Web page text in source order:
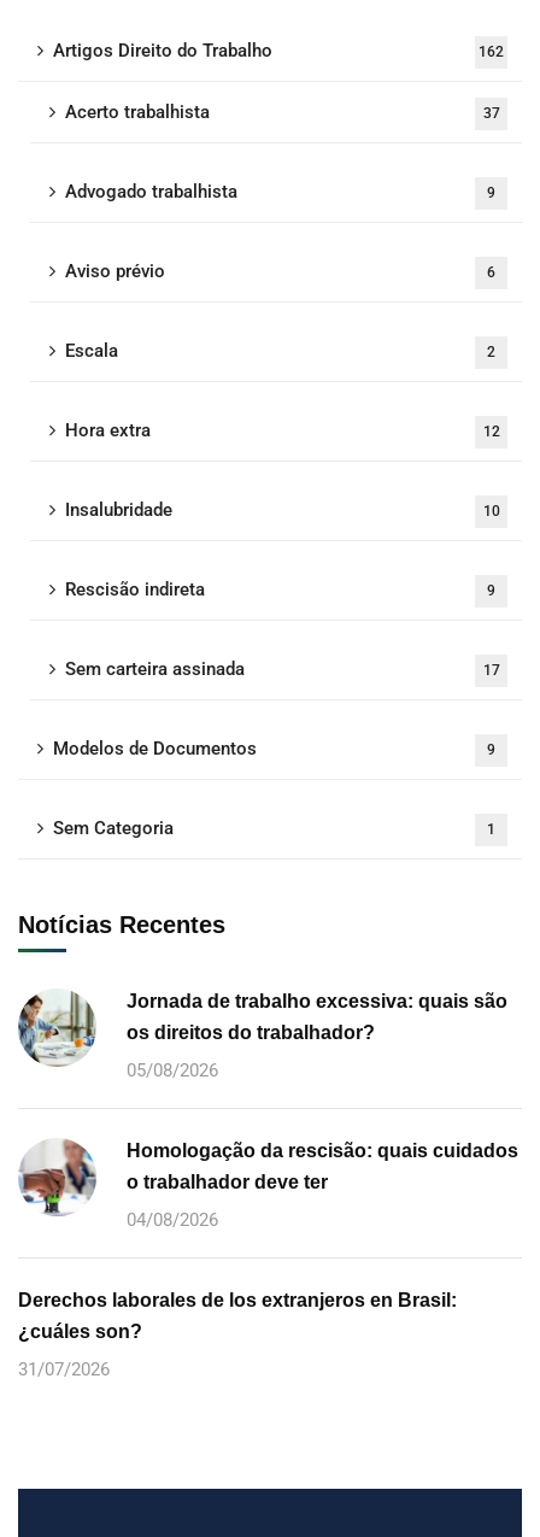
Artigos Direito do Trabalho 162
Acerto trabalhista 37
Advogado trabalhista 9
Aviso prévio 6
Escala 2
Hora extra 12
Insalubridade 10
Rescisão indireta 9
Sem carteira assinada 17
Modelos de Documentos 9
Sem Categoria 1
Notícias Recentes
Jornada de trabalho excessiva: quais são
os direitos do trabalhador?
05/08/2026
Homologação da rescisão: quais cuidados
o trabalhador deve ter
04/08/2026
Derechos laborales de los extranjeros en Brasil:
¿cuáles son?
31/07/2026